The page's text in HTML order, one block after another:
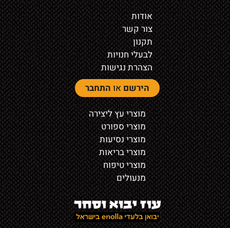
אודות
צור קשר
תקנון
לבעלי חנויות
הצהרת נגישות
הירשם או התחבר
מוצרי עץ ליצירה
מוצרי ספורט
מוצרי נסיעות
מוצרי בריאות
מוצרי טיפוח
מנעולים